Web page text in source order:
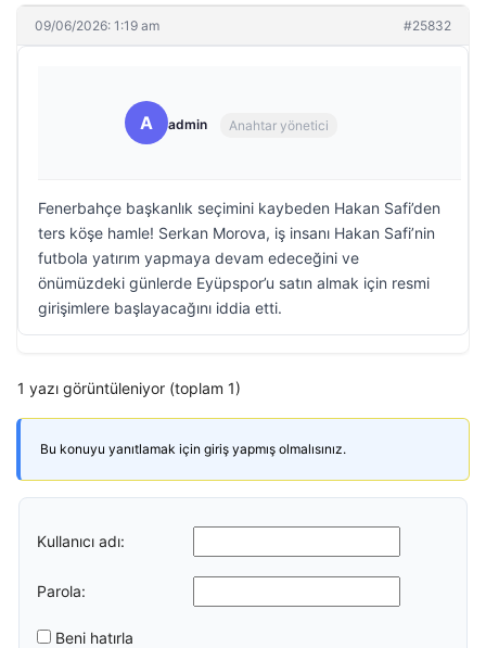
09/06/2026: 1:19 am #25832
A admin Anahtar yönetici
Fenerbahçe başkanlık seçimini kaybeden Hakan Safi’den
ters köşe hamle! Serkan Morova, iş insanı Hakan Safi’nin
futbola yatırım yapmaya devam edeceğini ve
önümüzdeki günlerde Eyüpspor’u satın almak için resmi
girişimlere başlayacağını iddia etti.
1 yazı görüntüleniyor (toplam 1)
Bu konuyu yanıtlamak için giriş yapmış olmalısınız.
Kullanıcı adı:
Parola:
Beni hatırla